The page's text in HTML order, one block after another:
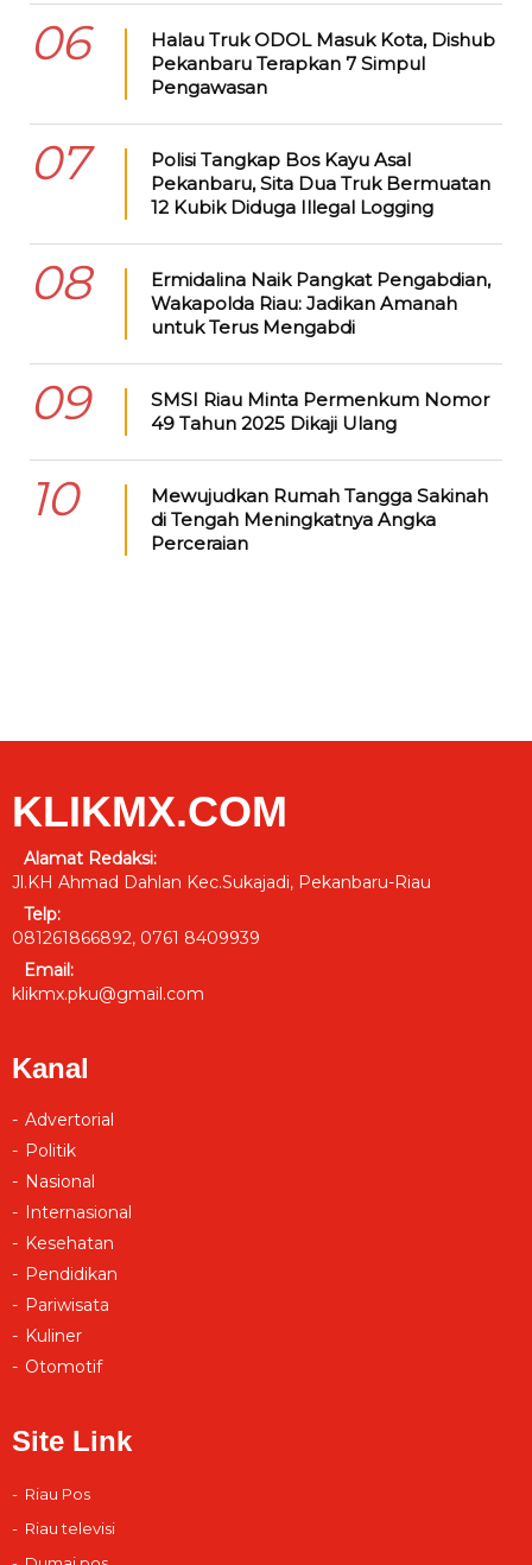
06
Halau Truk ODOL Masuk Kota, Dishub
Pekanbaru Terapkan 7 Simpul
Pengawasan
07
Polisi Tangkap Bos Kayu Asal
Pekanbaru, Sita Dua Truk Bermuatan
12 Kubik Diduga Illegal Logging
08
Ermidalina Naik Pangkat Pengabdian,
Wakapolda Riau: Jadikan Amanah
untuk Terus Mengabdi
09
SMSI Riau Minta Permenkum Nomor
49 Tahun 2025 Dikaji Ulang
10
Mewujudkan Rumah Tangga Sakinah
di Tengah Meningkatnya Angka
Perceraian
KLIKMX.COM
Alamat Redaksi:
Jl.KH Ahmad Dahlan Kec.Sukajadi, Pekanbaru-Riau
Telp:
081261866892, 0761 8409939
Email:
klikmx.pku@gmail.com
Kanal
Advertorial
Politik
Nasional
Internasional
Kesehatan
Pendidikan
Pariwisata
Kuliner
Otomotif
Site Link
Riau Pos
Riau televisi